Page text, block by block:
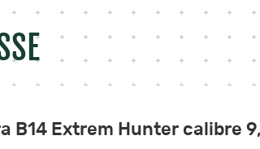
B14 Extrem Hunter calibre